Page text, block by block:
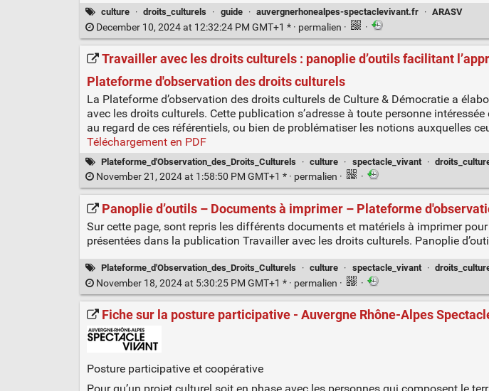
culture · droits_culturels · guide · auvergnerhonealpes-spectaclevivant.fr · ARASV
December 10, 2024 at 12:32:24 PM GMT+1 * · permalien · ·
Travailler avec les droits culturels : panoplie d’outils facilitant
Plateforme d'observation des droits culturels
La Plateforme d’observation des droits culturels de Culture & Démocratie a
avec les droits culturels. Cette publication s’adresse à toute personne
au regard de ces référentiels, ou bien de problématiser les notions auxquelles
Téléchargement en PDF
Plateforme_d'Observation_des_Droits_Culturels · culture · spectacle_vivant ·
November 21, 2024 at 1:58:50 PM GMT+1 * · permalien · ·
Panoplie d’outils – Documents à imprimer – Plateforme
Sur cette page, sont repris les différents documents et matériels à imprimer
présentées dans la publication Travailler avec les droits culturels. Panoplie
Plateforme_d'Observation_des_Droits_Culturels · culture · spectacle_vivant ·
November 18, 2024 at 5:30:25 PM GMT+1 * · permalien · ·
Fiche sur la posture participative - Auvergne Rhône-Alpes
Posture participative et coopérative